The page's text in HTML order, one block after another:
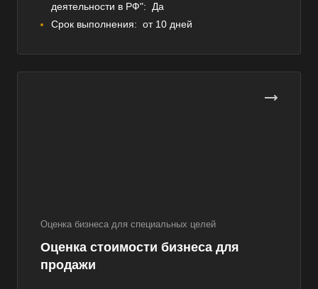
деятельности в РФ":
Да
Срок выполнения: от 10 дней
Оценка бизнеса для специальных целей
Оценка стоимости бизнеса для
продажи